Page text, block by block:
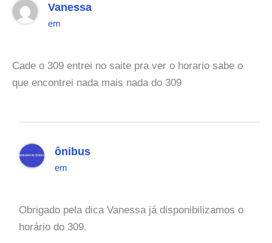
Vanessa
em
Cade o 309 entrei no saite pra ver o horario sabe o
que encontrei nada mais nada do 309
ônibus
em
Obrigado pela dica Vanessa já disponibilizamos o
horário do 309.